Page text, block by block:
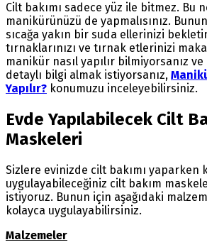
Cilt bakımı sadece yüz ile bitmez. Bu
manikürünüzü de yapmalısınız.
sıcağa yakın bir suda ellerinizi
tırnaklarınızı ve tırnak etlerinizi
manikür nasıl yapılır bilmiyorsanız
detaylı bilgi almak istiyorsanız,
Yapılır? konumuzu inceleyebilirsiniz.
Evde Yapılabilecek Cilt
Maskeleri
Sizlere evinizde cilt bakımı yaparken
uygulayabileceğiniz cilt bakım
istiyoruz. Bunun için aşağıdaki
kolayca uygulayabilirsiniz.
Malzemeler